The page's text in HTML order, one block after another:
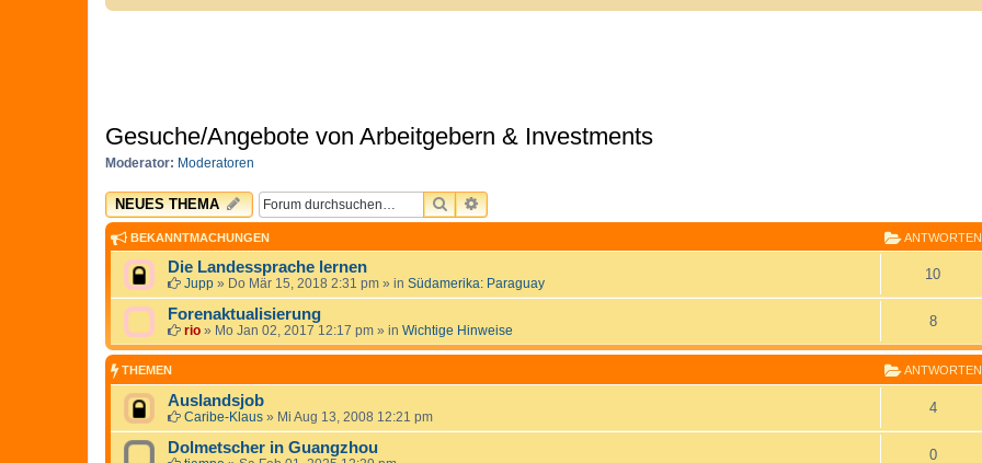
Gesuche/Angebote von Arbeitgebern & Investments
Moderator: Moderatoren
NEUES THEMA SUCHEERWEITERTE SUCHE
BEKANNTMACHUNGEN ANTWORTEN
Die Landessprache lernen
Jupp » Do Mär 15, 2018 2:31 pm » in Südamerika: Paraguay
10
Forenaktualisierung
rio » Mo Jan 02, 2017 12:17 pm » in Wichtige Hinweise
8
THEMEN ANTWORTEN
Auslandsjob
Caribe-Klaus » Mi Aug 13, 2008 12:21 pm
4
Dolmetscher in Guangzhou 0